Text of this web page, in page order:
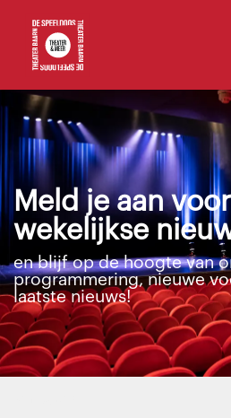
Meld je aan
wekelijkse
en blijf op de hoogte van
programmering, nieuwe
laatste nieuws!